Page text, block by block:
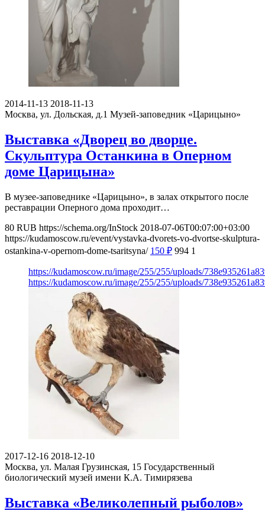
2014-11-13 2018-11-13
Москва, ул. Дольская, д.1 Музей-заповедник «Царицыно»
Выставка «Дворец во дворце.
Скульптура Останкина в Оперном
доме Царицына»
В музее-заповеднике «Царицыно», в залах открытого после
реставрации Оперного дома проходит…
80 RUB https://schema.org/InStock 2018-07-06T00:07:00+03:00
https://kudamoscow.ru/event/vystavka-dvorets-vo-dvortse-skulptura-
ostankina-v-opernom-dome-tsaritsyna/ 150 ₽ 994 1
https://kudamoscow.ru/image/255/255/uploads/
https://kudamoscow.ru/image/255/255/uploads/
2017-12-16 2018-12-10
Москва, ул. Малая Грузинская, 15 Государственный
биологический музей имени К.А. Тимирязева
Выставка «Великолепный рыболов»